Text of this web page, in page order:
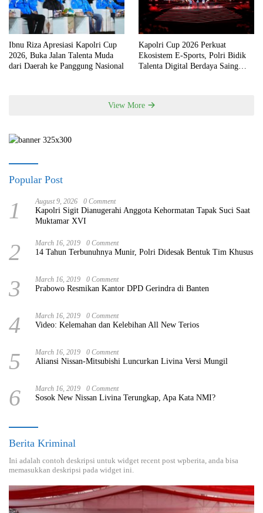
Ibnu Riza Apresiasi Kapolri Cup
2026, Buka Jalan Talenta Muda
dari Daerah ke Panggung Nasional
Kapolri Cup 2026 Perkuat
Ekosistem E-Sports, Polri Bidik
Talenta Digital Berdaya Saing
View More
Popular Post
1 August 9, 2026 0 Comment
Kapolri Sigit Dianugerahi Anggota Kehormatan Tapak Suci Saat
Muktamar XVI
2 March 16, 2019 0 Comment
14 Tahun Terbunuhnya Munir, Polri Didesak Bentuk Tim Khusus
3 March 16, 2019 0 Comment
Prabowo Resmikan Kantor DPD Gerindra di Banten
4 March 16, 2019 0 Comment
Video: Kelemahan dan Kelebihan All New Terios
5 March 16, 2019 0 Comment
Aliansi Nissan-Mitsubishi Luncurkan Livina Versi Mungil
6 March 16, 2019 0 Comment
Sosok New Nissan Livina Terungkap, Apa Kata NMI?
Berita Kriminal
Ini adalah contoh deskripsi untuk widget recent post wpberita, anda bisa
memasukkan deskripsi pada widget ini.